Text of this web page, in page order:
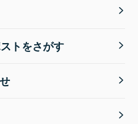
トをさがす